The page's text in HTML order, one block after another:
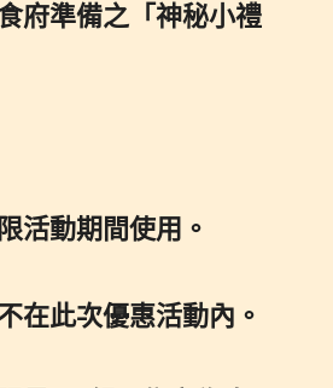
府準備之「神秘小禮
活動期間使用。
在此次優惠活動內。